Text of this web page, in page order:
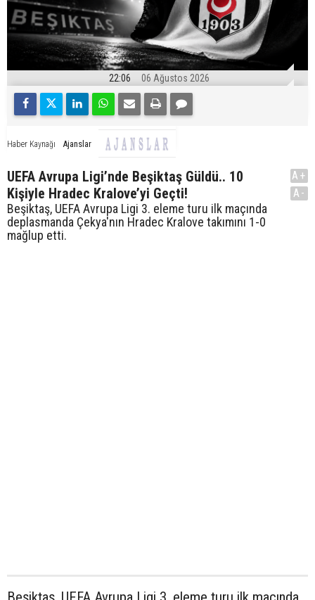
22:06 06 Ağustos 2026
Haber Kaynağı Ajanslar
UEFA Avrupa Ligi’nde Beşiktaş Güldü.. 10
Kişiyle Hradec Kralove’yi Geçti!
Beşiktaş, UEFA Avrupa Ligi 3. eleme turu ilk maçında
deplasmanda Çekya'nın Hradec Kralove takımını 1-0
mağlup etti.
A+
A-